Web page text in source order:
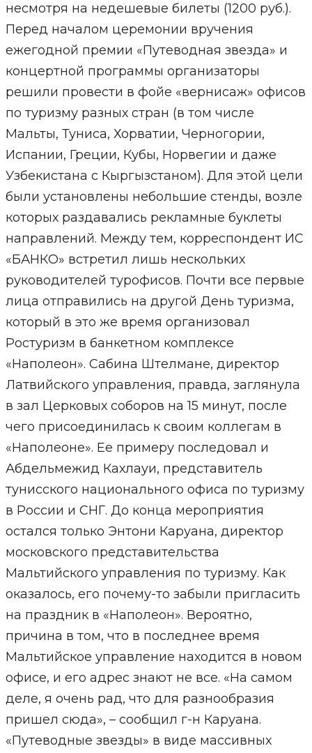
несмотря на недешевые билеты (1200 руб.).
Перед началом церемонии вручения
ежегодной премии «Путеводная звезда» и
концертной программы организаторы
решили провести в фойе «вернисаж» офисов
по туризму разных стран (в том числе
Мальты, Туниса, Хорватии, Черногории,
Испании, Греции, Кубы, Норвегии и даже
Узбекистана с Кыргызстаном). Для этой цели
были установлены небольшие стенды, возле
которых раздавались рекламные буклеты
направлений. Между тем, корреспондент ИС
«БАНКО» встретил лишь нескольких
руководителей турофисов. Почти все первые
лица отправились на другой День туризма,
который в это же время организовал
Ростуризм в банкетном комплексе
«Наполеон». Сабина Штелмане, директор
Латвийского управления, правда, заглянула
в зал Церковых соборов на 15 минут, после
чего присоединилась к своим коллегам в
«Наполеоне». Ее примеру последовал и
Абдельмежид Кахлауи, представитель
тунисского национального офиса по туризму
в России и СНГ. До конца мероприятия
остался только Энтони Каруана, директор
московского представительства
Мальтийского управления по туризму. Как
оказалось, его почему-то забыли пригласить
на праздник в «Наполеон». Вероятно,
причина в том, что в последнее время
Мальтийское управление находится в новом
офисе, и его адрес знают не все. «На самом
деле, я очень рад, что для разнообразия
пришел сюда», – сообщил г-н Каруана.
«Путеводные звезды» в виде массивных